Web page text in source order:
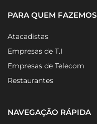
PARA QUEM FAZEMOS
Atacadistas
Empresas de T.I
Empresas de Telecom
Restaurantes
NAVEGAÇÃO RÁPIDA